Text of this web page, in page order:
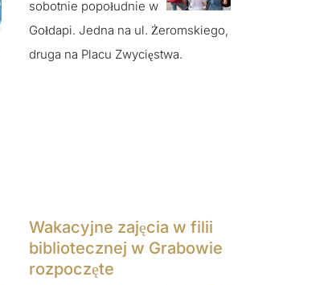
sobotnie popołudnie w
Gołdapi. Jedna na ul. Żeromskiego,
druga na Placu Zwycięstwa.
Wakacyjne zajęcia w filii
bibliotecznej w Grabowie
rozpoczęte